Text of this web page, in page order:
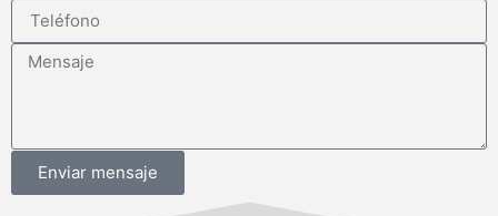
Enviar mensaje